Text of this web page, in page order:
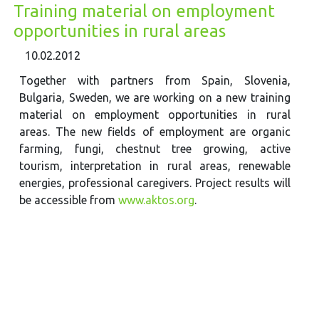
Training material on employment
opportunities in rural areas
10.02.2012
Together with partners from Spain, Slovenia,
Bulgaria, Sweden, we are working on a new training
material on employment opportunities in rural
areas. The new fields of employment are organic
farming, fungi, chestnut tree growing, active
tourism, interpretation in rural areas, renewable
energies, professional caregivers. Project results will
be accessible fromwww.aktos.org.